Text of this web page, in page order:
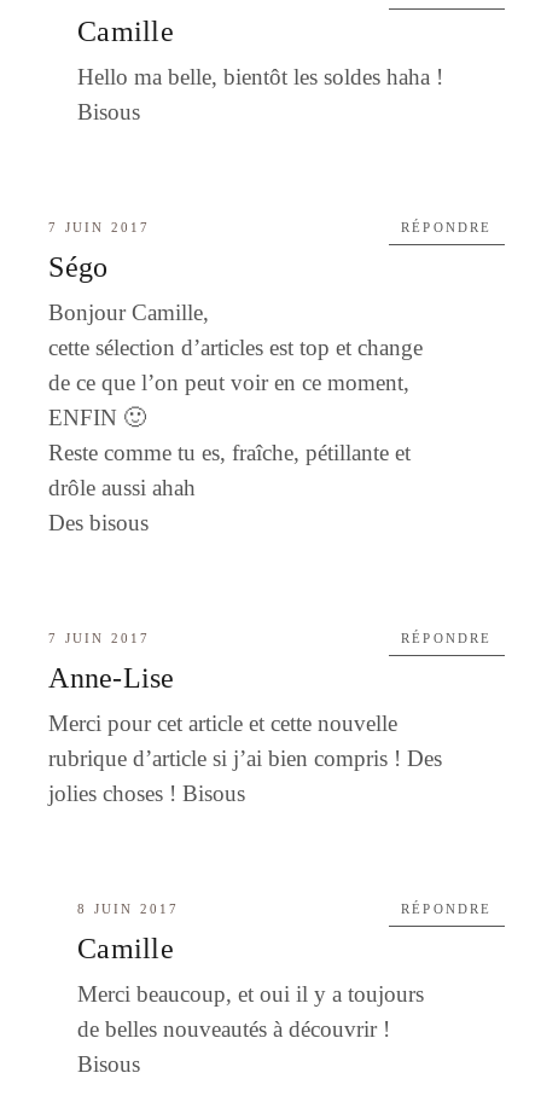
Camille
Hello ma belle, bientôt les soldes haha !
Bisous
7 JUIN 2017
Ségo
Bonjour Camille,
cette sélection d’articles est top et change
de ce que l’on peut voir en ce moment,
ENFIN 🙂
Reste comme tu es, fraîche, pétillante et
drôle aussi ahah
Des bisous
RÉPONDRE
7 JUIN 2017
Anne-Lise
Merci pour cet article et cette nouvelle
rubrique d’article si j’ai bien compris ! Des
jolies choses ! Bisous
RÉPONDRE
8 JUIN 2017
Camille
Merci beaucoup, et oui il y a toujours
de belles nouveautés à découvrir !
Bisous
RÉPONDRE